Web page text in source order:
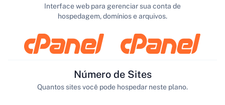
Interface web para gerenciar sua conta de
hospedagem, domínios e arquivos.
Número de Sites
Quantos sites você pode hospedar neste plano.